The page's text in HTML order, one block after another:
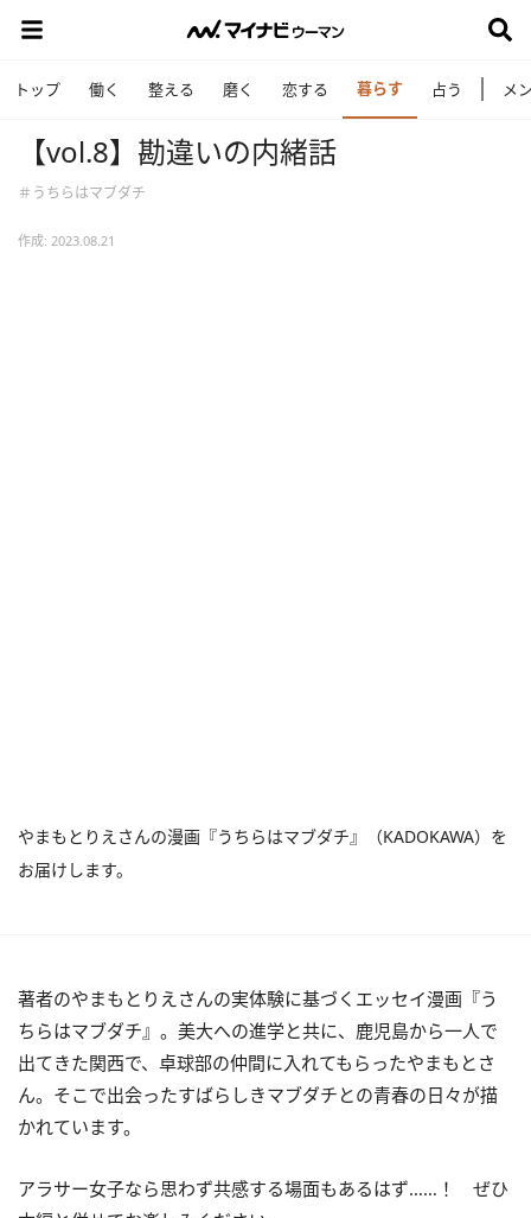
トップ 働く 整える 磨く 恋する 暮らす 占う メ
【vol.8】勘違いの内緒話
＃うちらはマブダチ
作成: 2023.08.21
やまもとりえさんの漫画『うちらはマブダチ』（KADOKAWA）を
お届けします。
著者のやまもとりえさんの実体験に基づくエッセイ漫画『う
ちらはマブダチ』。美大への進学と共に、鹿児島から一人で
出てきた関西で、卓球部の仲間に入れてもらったやまもとさ
ん。そこで出会ったすばらしきマブダチとの青春の日々が描
かれています。
アラサー女子なら思わず共感する場面もあるはず……！ ぜひ